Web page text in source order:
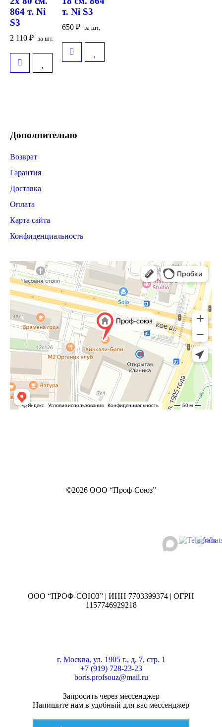
864 т. Ni
S3
2 110 ₽ за шт.
т. Ni S3
650 ₽ за шт.
Дополнительно
Возврат
Гарантия
Доставка
Оплата
Карта сайта
Конфиденциальность
©2026 ООО “Проф-Союз”
ООО “ПРОФ-СОЮЗ” | ИНН 7703399374 | ОГРН
1157746929218
г. Москва, ул. 1905 г., д. 7, стр. 1
+7 (919) 728-23-23
boris.profsouz@mail.ru
Запросить через мессенджер
Напишите нам в удобный для вас мессенджер